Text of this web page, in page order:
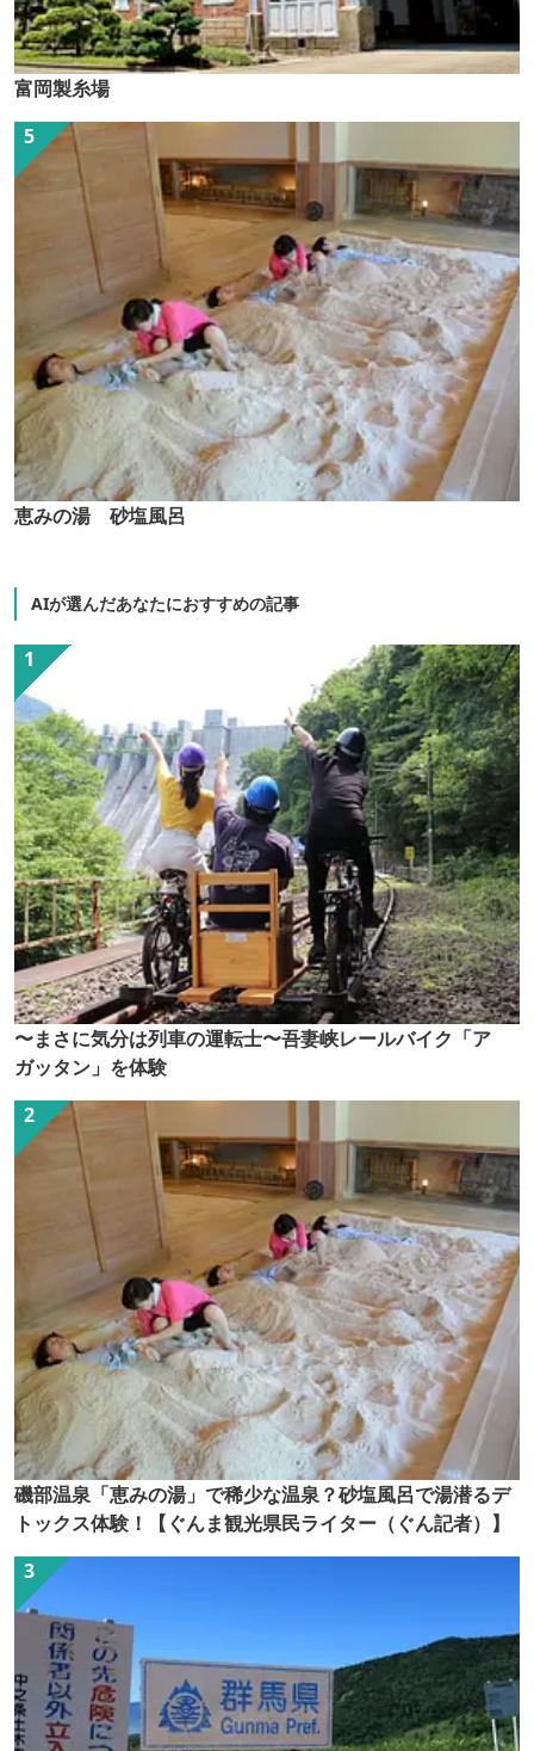
富岡製糸場
恵みの湯 砂塩風呂
AIが選んだあなたにおすすめの記事
〜まさに気分は列車の運転士〜吾妻峡レールバイク「ア
ガッタン」を体験
磯部温泉「恵みの湯」で稀少な温泉？砂塩風呂で湯潜るデ
トックス体験！【ぐんま観光県民ライター（ぐん記者）】